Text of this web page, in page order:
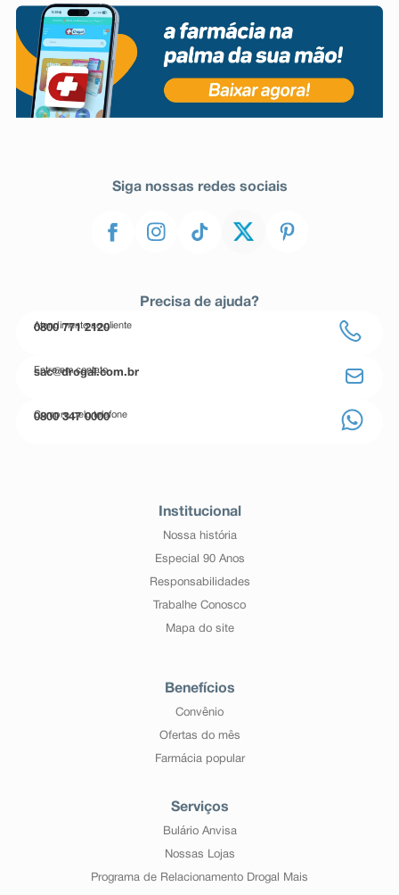
Siga nossas redes sociais
Precisa de ajuda?
Atendimento ao cliente
0800 771 2120
Entre em contato
sac@drogal.com.br
Compre pelo telefone
0800 347 0000
Institucional
Nossa história
Especial 90 Anos
Responsabilidades
Trabalhe Conosco
Mapa do site
Benefícios
Convênio
Ofertas do mês
Farmácia popular
Serviços
Bulário Anvisa
Nossas Lojas
Programa de Relacionamento Drogal Mais